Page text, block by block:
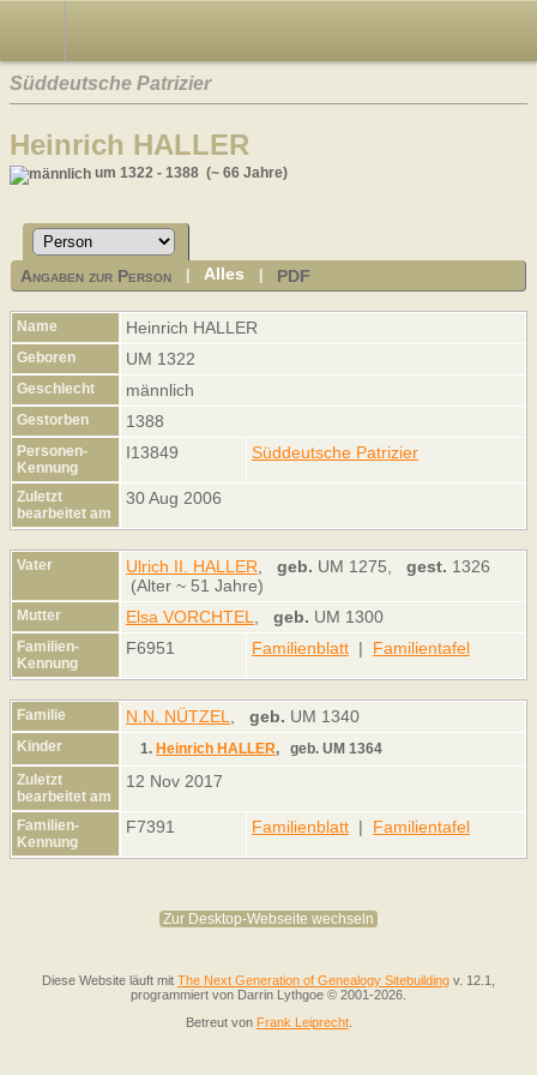
Süddeutsche Patrizier
Heinrich HALLER
um 1322 - 1388 (~ 66 Jahre)
Angaben zur Person |Alles PDF
Name Heinrich HALLER
Geboren UM 1322
Geschlecht männlich
Gestorben 1388
Personen-
Kennung
I13849 Süddeutsche Patrizier
Zuletzt
bearbeitet am
30 Aug 2006
Vater Ulrich II. HALLER geb. UM 1275, gest. 1326
(Alter ~ 51 Jahre)
Mutter Elsa VORCHTEL geb. UM 1300
Familien-
Kennung
F6951 Familienblatt | Familientafel
Familie N.N. NÜTZEL geb. UM 1340
Kinder 1. Heinrich HALLER, geb. UM 1364
Zuletzt
bearbeitet am
12 Nov 2017
Familien-
Kennung
F7391 Familienblatt | Familientafel
Zur Desktop-Webseite wechseln
Diese Website läuft mit The Next Generation of Genealogy Sitebuilding v. 12.1,
programmiert von Darrin Lythgoe © 2001-2026.
Betreut von Frank Leiprecht.